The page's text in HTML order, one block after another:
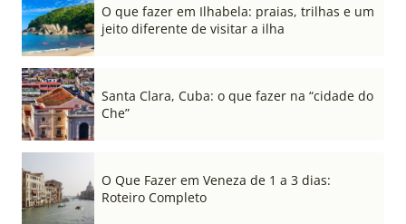
O que fazer em Ilhabela: praias, trilhas e um
jeito diferente de visitar a ilha
Santa Clara, Cuba: o que fazer na “cidade do
Che”
O Que Fazer em Veneza de 1 a 3 dias:
Roteiro Completo